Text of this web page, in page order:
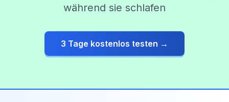
während sie schlafen
3 Tage kostenlos testen →